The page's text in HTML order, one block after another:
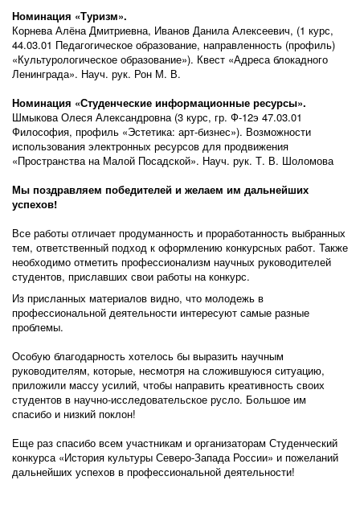
Номинация «Туризм».
Корнева Алёна Дмитриевна, Иванов Данила Алексеевич, (1 курс,
44.03.01 Педагогическое образование, направленность (профиль)
«Культурологическое образование»). Квест «Адреса блокадного
Ленинграда». Науч. рук. Рон М. В.
Номинация «Студенческие информационные ресурсы».
Шмыкова Олеся Александровна (3 курс, гр. Ф-12э 47.03.01
Философия, профиль «Эстетика: арт-бизнес»). Возможности
использования электронных ресурсов для продвижения
«Пространства на Малой Посадской». Науч. рук. Т. В. Шоломова
Мы поздравляем победителей и желаем им дальнейших
успехов!
Все работы отличает продуманность и проработанность выбранных
тем, ответственный подход к оформлению конкурсных работ. Также
необходимо отметить профессионализм научных руководителей
студентов, приславших свои работы на конкурс.
Из присланных материалов видно, что молодежь в
профессиональной деятельности интересуют самые разные
проблемы.
Особую благодарность хотелось бы выразить научным
руководителям, которые, несмотря на сложившуюся ситуацию,
приложили массу усилий, чтобы направить креативность своих
студентов в научно-исследовательское русло. Большое им
спасибо и низкий поклон!
Еще раз спасибо всем участникам и организаторам Студенческий
конкурса «История культуры Северо-Запада России» и пожеланий
дальнейших успехов в профессиональной деятельности!